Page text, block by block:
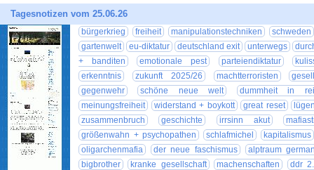
Tagesnotizen vom 25.06.26
bürgerkrieg freiheit manipulationstechniken
schweden
gartenwelt
eu-diktatur deutschland exit unterwegs
+ banditen
emotionale pest parteiendiktatur
erkenntnis
zukunft 2025/26 machtterroristen
gegenwehr
schöne neue welt
dummheit in
meinungsfreiheit
widerstand + boykott great reset
zusammenbruch
geschichte irrsinn akut
größenwahn + psychopathen
schlafmichel
kapitalismus
oligarchenmafia
der neue faschismus
alptraum
bigbrother
kranke gesellschaft machenschaften
ddr